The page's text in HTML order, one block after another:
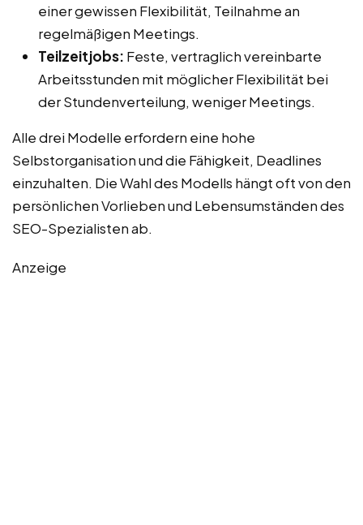
einer gewissen Flexibilität, Teilnahme an
regelmäßigen Meetings.
Teilzeitjobs: Feste, vertraglich vereinbarte
Arbeitsstunden mit möglicher Flexibilität bei
der Stundenverteilung, weniger Meetings.
Alle drei Modelle erfordern eine hohe
Selbstorganisation und die Fähigkeit, Deadlines
einzuhalten. Die Wahl des Modells hängt oft von den
persönlichen Vorlieben und Lebensumständen des
SEO-Spezialisten ab.
Anzeige